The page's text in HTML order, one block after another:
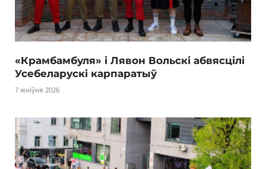
«Крамбамбуля» і Лявон Вольскі абвясцілі
Усебеларускі карпаратыў
7 жніўня 2026